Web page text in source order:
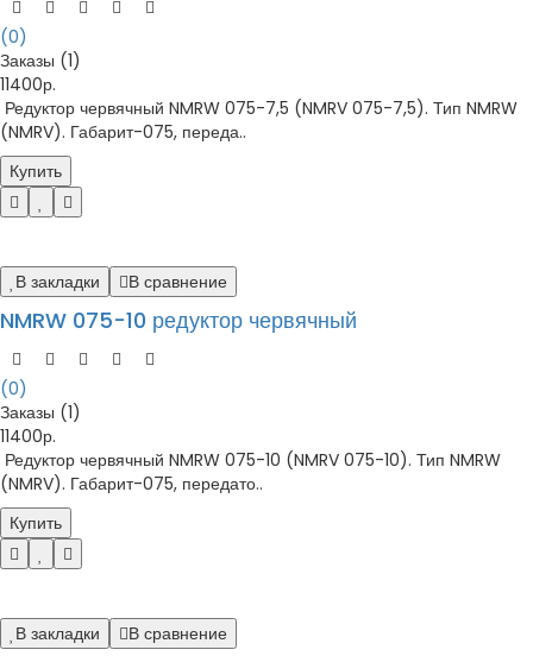
(0)
Заказы (1)
11400р.
Редуктор червячный NMRW 075-7,5 (NMRV 075-7,5). Тип NMRW
(NMRV). Габарит-075, переда..
Купить
В закладки В сравнение
NMRW 075-10 редуктор червячный
(0)
Заказы (1)
11400р.
Редуктор червячный NMRW 075-10 (NMRV 075-10). Тип NMRW
(NMRV). Габарит-075, передато..
Купить
В закладки В сравнение